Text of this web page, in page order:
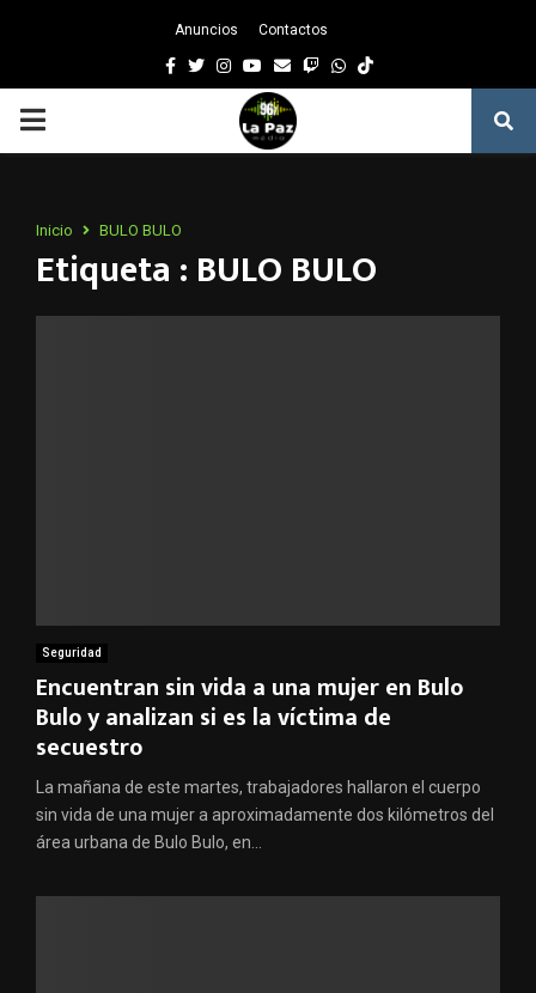
Anuncios Contactos
Facebook
TwitterInstagram
Youtube
EmailTwitchWhatsapp
PRIMARY
Inicio BULO BULO
Etiqueta : BULO BULO
Seguridad
Encuentran sin vida a una mujer en Bulo
Bulo y analizan si es la víctima de
secuestro
La mañana de este martes, trabajadores hallaron el cuerpo
sin vida de una mujer a aproximadamente dos kilómetros del
área urbana de Bulo Bulo, en...